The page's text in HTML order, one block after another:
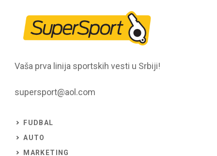
Vaša prva linija sportskih vesti u Srbiji!
supersport@aol.com
FUDBAL
AUTO
MARKETING